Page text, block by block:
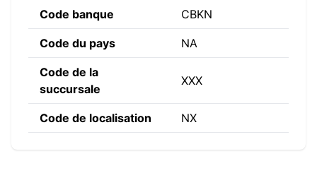
Code banque CBKN
Code du pays NA
Code de la
succursale
XXX
Code de localisation NX